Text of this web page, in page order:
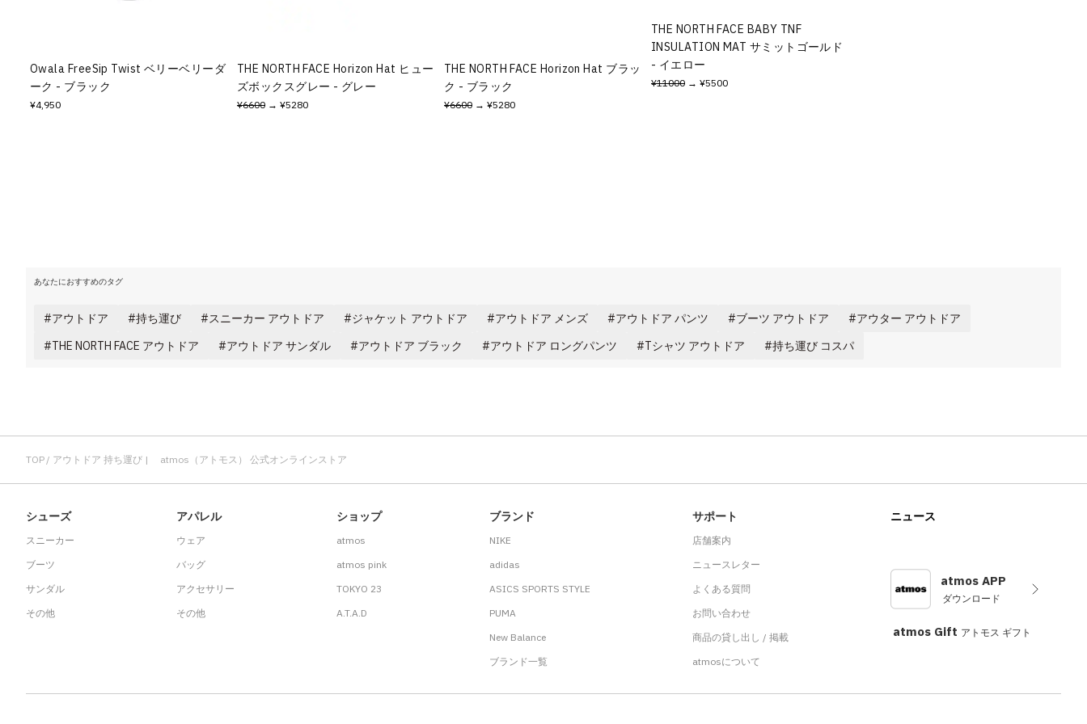
Owala FreeSip Twist ベリーベリーダ
ーク - ブラック
¥4,950
THE NORTH FACE Horizon Hat ヒュー
ズボックスグレー - グレー
¥6600 → ¥5280
THE NORTH FACE Horizon Hat ブラッ
ク - ブラック
¥6600 → ¥5280
THE NORTH FACE BABY TNF
INSULATION MAT サミットゴールド
- イエロー
¥11000 → ¥5500
あなたにおすすめのタグ
アウトドア 持ち運び スニーカー アウトドア ジャケット アウトドア アウトドア メンズ アウトドア パンツ ブーツ アウトドア
アウター アウトドア
THE NORTH FACE アウトドア
アウトドア サンダル アウトドア ブラック アウトドア ロングパンツ Tシャツ アウトドア 持ち運び コスパ
TOP アウトドア 持ち運び | atmos（アトモス） 公式オンラインストア
シューズ
スニーカー
ブーツ
サンダル
その他
アパレル
ウェア
バッグ
アクセサリー
その他
ショップ
atmos
atmos pink
TOKYO 23
A.T.A.D
ブランド
NIKE
adidas
ASICS SPORTS STYLE
PUMA
New Balance
ブランド一覧
サポート
店舗案内
ニュースレター
よくある質問
お問い合わせ
商品の貸し出し / 掲載
atmosについて
ニュース
atmos APP
ダウンロード
atmos Gift アトモス ギフト